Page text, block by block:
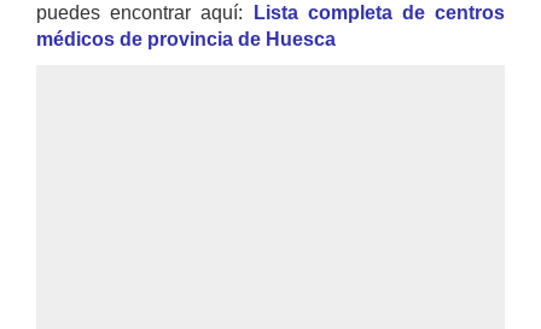
puedes encontrar aquí:
Lista completa de centros
médicos de provincia de Huesca